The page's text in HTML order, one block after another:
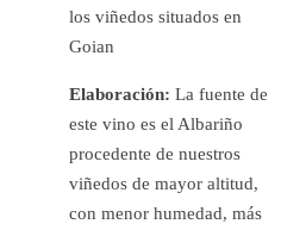
los viñedos situados en
Goian
Elaboración: La fuente de
este vino es el Albariño
procedente de nuestros
viñedos de mayor altitud,
con menor humedad, más